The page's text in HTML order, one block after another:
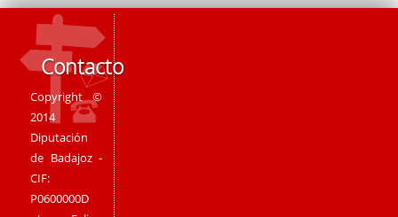
Contacto
Copyright ©
2014
Diputación
de Badajoz -
CIF:
P0600000D